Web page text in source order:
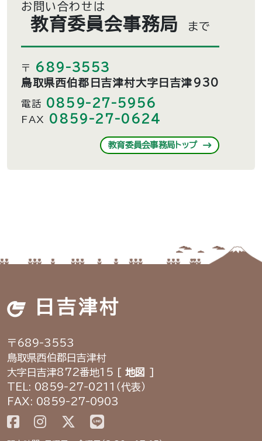
お問い合わせは
教育委員会事務局 まで
〒 689-3553
鳥取県西伯郡日吉津村大字日吉津930
電話 0859-27-5956
FAX 0859-27-0624
教育委員会事務局トップ
日吉津村
〒689-3553
鳥取県西伯郡日吉津村
大字日吉津872番地15 [ 地図
]
TEL: 0859-27-0211（代表）
FAX: 0859-27-0903